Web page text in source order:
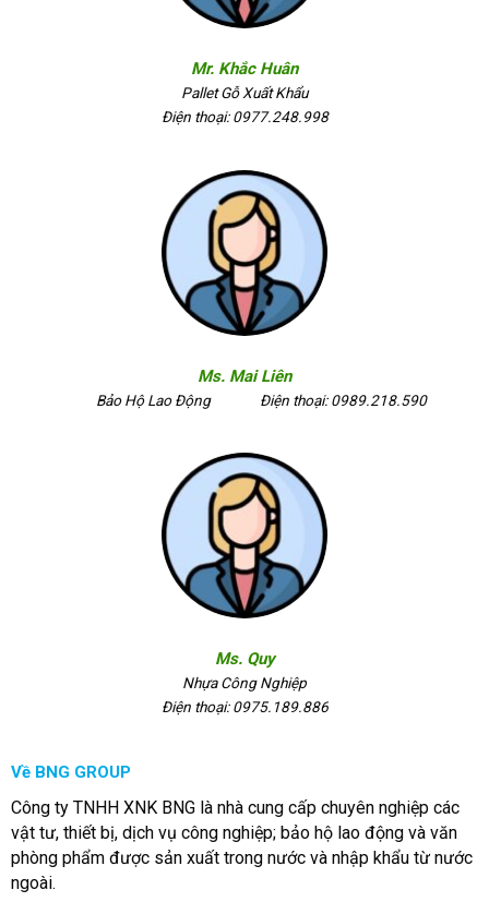
Mr. Khắc Huân
Pallet Gỗ Xuất Khẩu
Điện thoại: 0977.248.998
Ms. Mai Liên
Bảo Hộ Lao Động Điện thoại: 0989.218.590
Ms. Quy
Nhựa Công Nghiệp
Điện thoại: 0975.189.886
Về BNG GROUP
Công ty TNHH XNK BNG là nhà cung cấp chuyên nghiệp các
vật tư, thiết bị, dịch vụ công nghiệp; bảo hộ lao động và văn
phòng phẩm được sản xuất trong nước và nhập khẩu từ nước
ngoài.